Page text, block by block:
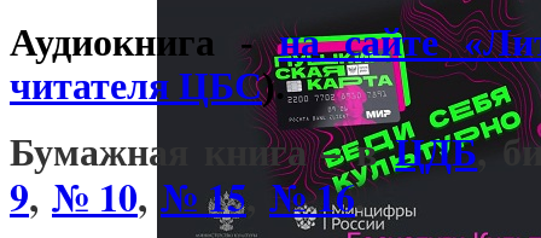
Аудиокнига -на сайте
читателя ЦБС).
Бумажная книга – вЦДБ,
9, № 10, № 15, № 16.